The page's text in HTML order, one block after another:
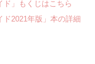
ド」もくじはこちら
ド2021年版」本の詳細